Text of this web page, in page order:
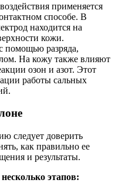
применяется
способе. В
находится на
кожи.
помощью разряда,
На кожу также влияют
озон и азот. Этот
работы сальных
следует доверить
как правильно ее
и результаты.
этапов: